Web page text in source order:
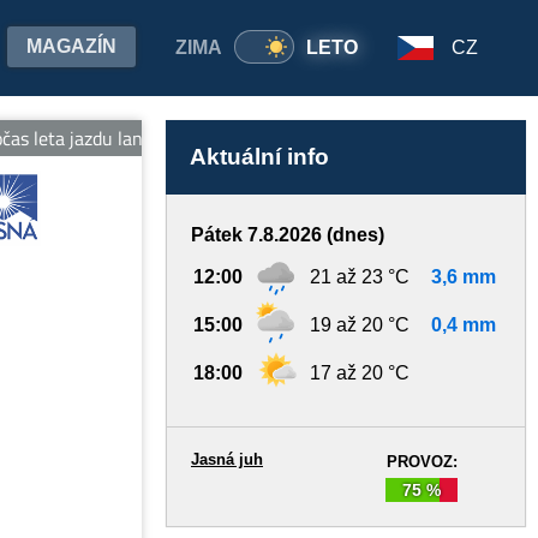
ZIMA LETO
MAGAZÍN CZ
jazdu lanovkami na oboch stranách Chopka v cene jedného
Aktuální info
Pátek 7.8.2026 (dnes)
12:00 21 až 23 °C 3,6 mm
15:00 19 až 20 °C 0,4 mm
18:00 17 až 20 °C
PROVOZ:
75 %
Jasná juh